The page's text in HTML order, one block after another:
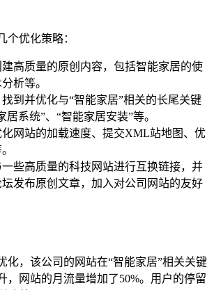
个优化策略：
高质量的原创内容，包括智能家居的使
析等。
到并优化与“智能家居”相关的长尾关键
居系统”、“智能家居安装”等。
网站的加载速度、提交XML站地图、优
些高质量的科技网站进行互换链接，并
发布原创文章，加入对公司网站的友好
化，该公司的网站在“智能家居”相关关键
，网站的月流量增加了50%。用户的停留